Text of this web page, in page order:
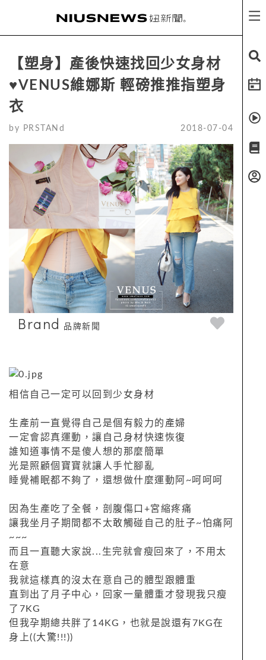
【塑身】產後快速找回少女身材
♥VENUS維娜斯 輕磅推推指塑身
衣
by PRSTANd 2018-07-04
Brand 品牌新聞
相信自己一定可以回到少女身材
生產前一直覺得自己是個有毅力的產婦
一定會認真運動，讓自己身材快速恢復
誰知道事情不是傻人想的那麼簡單
光是照顧個寶寶就讓人手忙腳亂
睡覺補眠都不夠了，還想做什麼運動阿~呵呵呵
因為生產吃了全餐，剖腹傷口+宮縮疼痛
讓我坐月子期間都不太敢觸碰自己的肚子~怕痛阿
~~~
而且一直聽大家說...生完就會瘦回來了，不用太
在意
我就這樣真的沒太在意自己的體型跟體重
直到出了月子中心，回家一量體重才發現我只瘦
了7KG
但我孕期總共胖了14KG，也就是說還有7KG在
身上((大驚!!!))